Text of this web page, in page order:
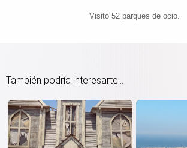
Visitó 52 parques de ocio.
También podría interesarte...